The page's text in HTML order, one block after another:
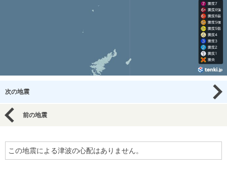
次の地震
前の地震
この地震による津波の心配はありません。